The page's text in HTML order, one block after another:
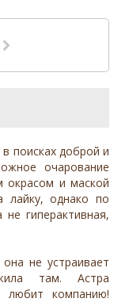
поисках доброй и
очарование
окрасом и маской
лайку, однако по
гиперактивная,
не устраивает
там. Астра
любит компанию!